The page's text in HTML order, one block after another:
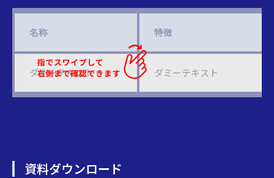
名称 特徴
ダミーテキスト ダミーテキスト
資料ダウンロード